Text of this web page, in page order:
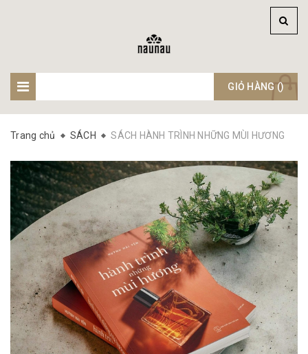
GIỎ HÀNG ()
Trang chủ SÁCH SÁCH HÀNH TRÌNH NHỮNG MÙI HƯƠNG